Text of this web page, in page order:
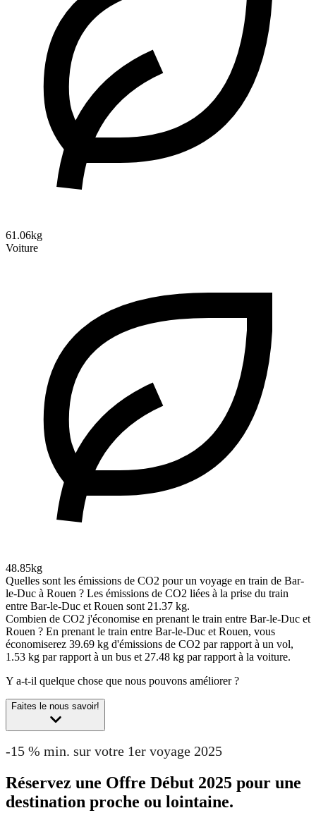
61.06kg
Voiture
48.85kg
Quelles sont les émissions de CO2 pour un voyage en train de Bar-
le-Duc à Rouen ? Les émissions de CO2 liées à la prise du train
entre Bar-le-Duc et Rouen sont 21.37 kg.
Combien de CO2 j'économise en prenant le train entre Bar-le-Duc et
Rouen ? En prenant le train entre Bar-le-Duc et Rouen, vous
économiserez 39.69 kg d'émissions de CO2 par rapport à un vol,
1.53 kg par rapport à un bus et 27.48 kg par rapport à la voiture.
Y a-t-il quelque chose que nous pouvons améliorer ?
Faites le nous savoir!
-15 % min. sur votre 1er voyage 2025
Réservez une Offre Début 2025 pour une
destination proche ou lointaine.